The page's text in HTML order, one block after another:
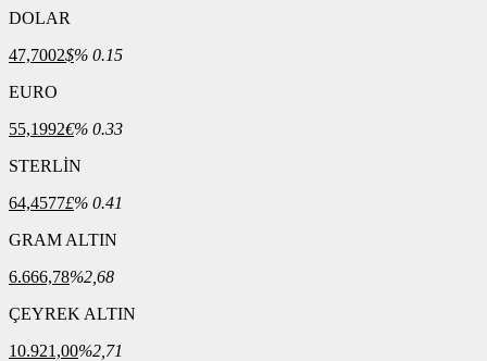
DOLAR
47,7002$% 0.15
EURO
55,1992€% 0.33
STERLİN
64,4577£% 0.41
GRAM ALTIN
6.666,78%2,68
ÇEYREK ALTIN
10.921,00%2,71